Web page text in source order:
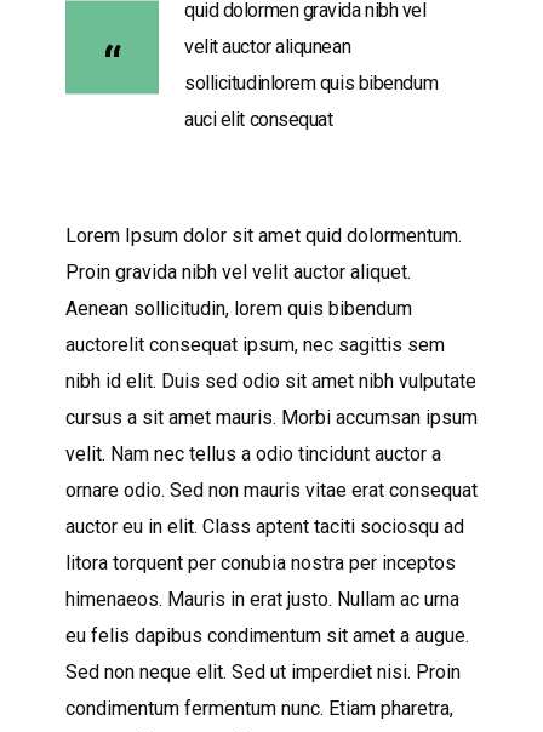
quid dolormen gravida nibh vel
velit auctor aliqunean
sollicitudinlorem quis bibendum
auci elit consequat
Lorem Ipsum dolor sit amet quid dolormentum.
Proin gravida nibh vel velit auctor aliquet.
Aenean sollicitudin, lorem quis bibendum
auctorelit consequat ipsum, nec sagittis sem
nibh id elit. Duis sed odio sit amet nibh vulputate
cursus a sit amet mauris. Morbi accumsan ipsum
velit. Nam nec tellus a odio tincidunt auctor a
ornare odio. Sed non mauris vitae erat consequat
auctor eu in elit. Class aptent taciti sociosqu ad
litora torquent per conubia nostra per inceptos
himenaeos. Mauris in erat justo. Nullam ac urna
eu felis dapibus condimentum sit amet a augue.
Sed non neque elit. Sed ut imperdiet nisi. Proin
condimentum fermentum nunc. Etiam pharetra,